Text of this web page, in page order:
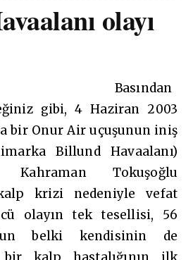
olayı
Basından
gibi, 4 Haziran 2003
bir Onur Air uçuşunun iniş
Billund Havaalanı)
Tokuşoğlu
krizi nedeniyle vefat
olayın tek tesellisi, 56
belki kendisinin de